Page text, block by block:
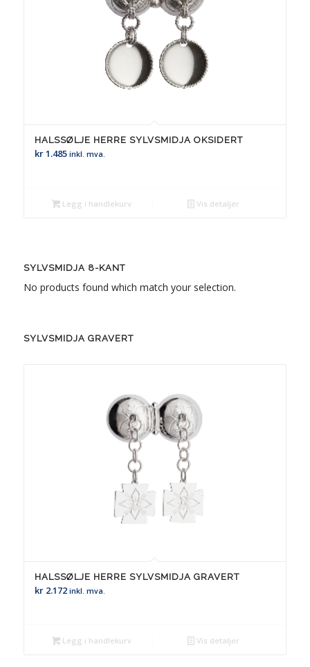
HALSSØLJE HERRE SYLVSMIDJA OKSIDERT
kr1.485 inkl. mva.
Legg i handlekurv Vis detaljer
SYLVSMIDJA 8-KANT
No products found which match your selection.
SYLVSMIDJA GRAVERT
HALSSØLJE HERRE SYLVSMIDJA GRAVERT
kr2.172 inkl. mva.
Legg i handlekurv Vis detaljer